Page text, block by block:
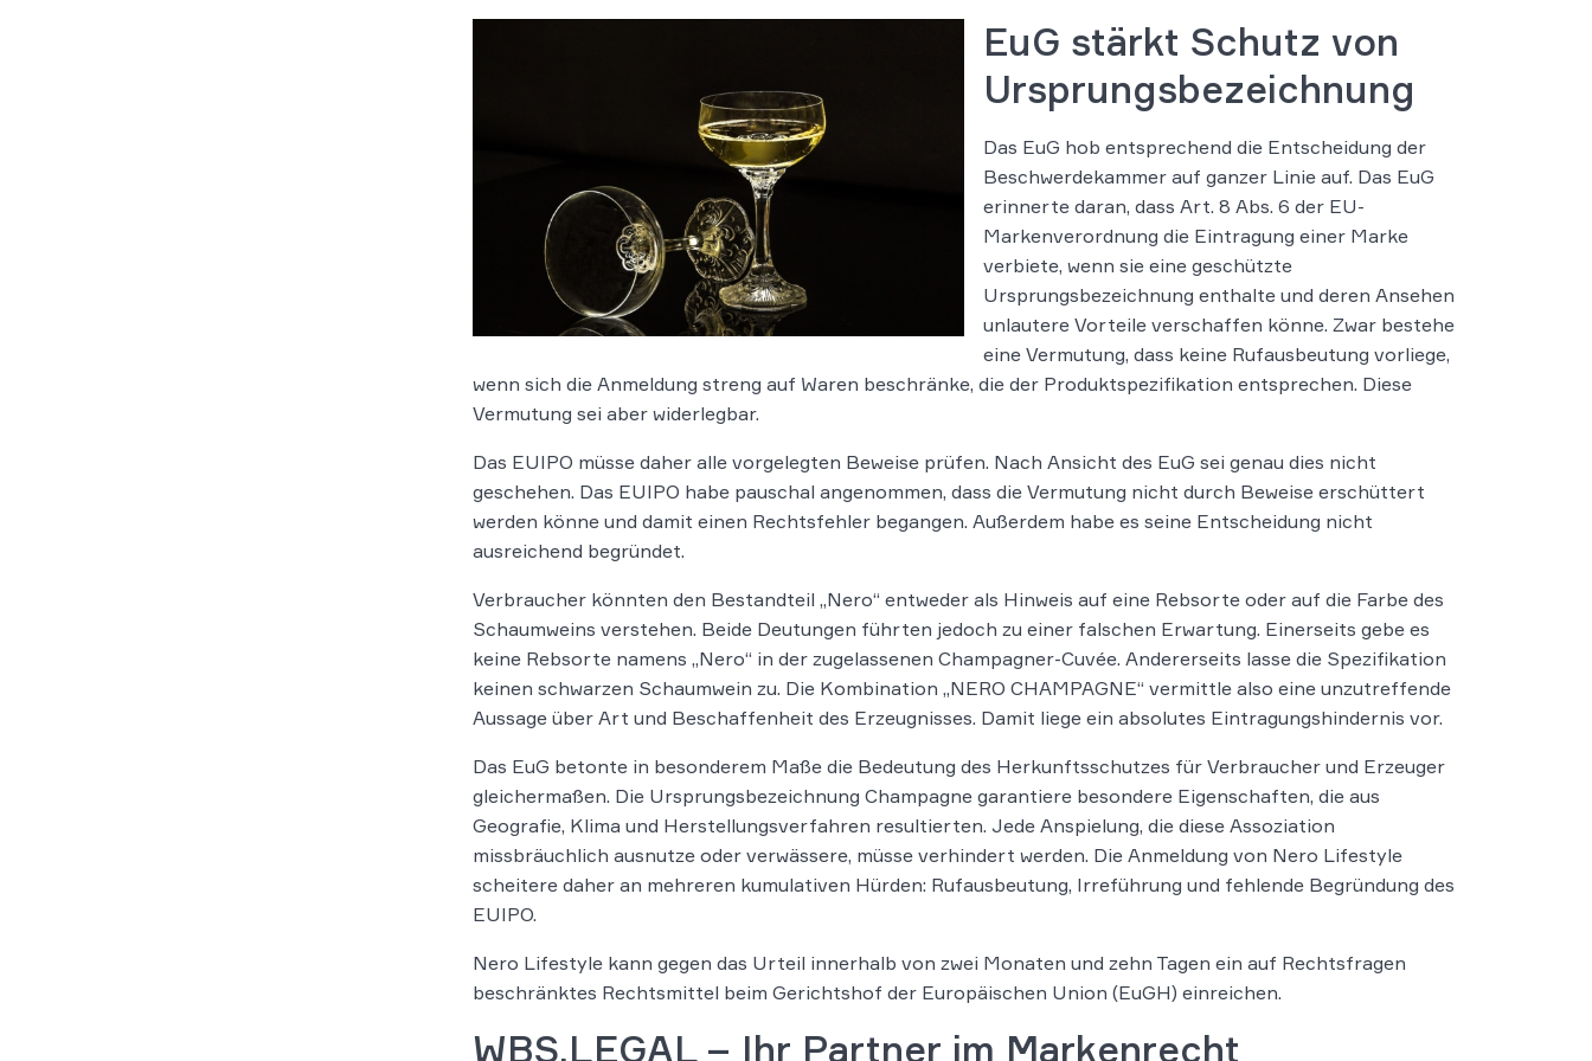
EuG stärkt Schutz von
Ursprungsbezeichnung
Das EuG hob entsprechend die Entscheidung der
Beschwerdekammer auf ganzer Linie auf. Das EuG
erinnerte daran, dass Art. 8 Abs. 6 der EU-
Markenverordnung die Eintragung einer Marke
verbiete, wenn sie eine geschützte
Ursprungsbezeichnung enthalte und deren Ansehen
unlautere Vorteile verschaffen könne. Zwar bestehe
eine Vermutung, dass keine Rufausbeutung vorliege,
wenn sich die Anmeldung streng auf Waren beschränke, die der Produktspezifikation entsprechen. Diese
Vermutung sei aber widerlegbar.
Das EUIPO müsse daher alle vorgelegten Beweise prüfen. Nach Ansicht des EuG sei genau dies nicht
geschehen. Das EUIPO habe pauschal angenommen, dass die Vermutung nicht durch Beweise erschüttert
werden könne und damit einen Rechtsfehler begangen. Außerdem habe es seine Entscheidung nicht
ausreichend begründet.
Verbraucher könnten den Bestandteil „Nero“ entweder als Hinweis auf eine Rebsorte oder auf die Farbe des
Schaumweins verstehen. Beide Deutungen führten jedoch zu einer falschen Erwartung. Einerseits gebe es
keine Rebsorte namens „Nero“ in der zugelassenen Champagner-Cuvée. Andererseits lasse die Spezifikation
keinen schwarzen Schaumwein zu. Die Kombination „NERO CHAMPAGNE“ vermittle also eine unzutreffende
Aussage über Art und Beschaffenheit des Erzeugnisses. Damit liege ein absolutes Eintragungshindernis vor.
Das EuG betonte in besonderem Maße die Bedeutung des Herkunftsschutzes für Verbraucher und Erzeuger
gleichermaßen. Die Ursprungsbezeichnung Champagne garantiere besondere Eigenschaften, die aus
Geografie, Klima und Herstellungsverfahren resultierten. Jede Anspielung, die diese Assoziation
missbräuchlich ausnutze oder verwässere, müsse verhindert werden. Die Anmeldung von Nero Lifestyle
scheitere daher an mehreren kumulativen Hürden: Rufausbeutung, Irreführung und fehlende Begründung des
EUIPO.
Nero Lifestyle kann gegen das Urteil innerhalb von zwei Monaten und zehn Tagen ein auf Rechtsfragen
beschränktes Rechtsmittel beim Gerichtshof der Europäischen Union (EuGH) einreichen.
WBS.LEGAL – Ihr Partner im Markenrecht